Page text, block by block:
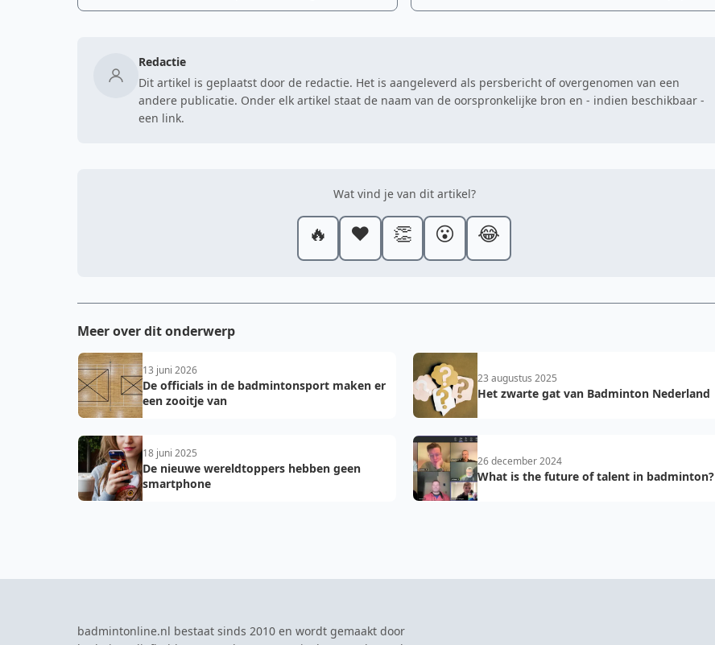
Redactie
Dit artikel is geplaatst door de redactie. Het is aangeleverd als persbericht of overgenomen van een
andere publicatie. Onder elk artikel staat de naam van de oorspronkelijke bron en - indien beschikbaar -
een link.
Wat vind je van dit artikel?
🔥 ❤️ 👏 😮 😂
Meer over dit onderwerp
13 juni 2026
De officials in de badmintonsport maken er
een zooitje van
23 augustus 2025
Het zwarte gat van Badminton Nederland
18 juni 2025
De nieuwe wereldtoppers hebben geen
smartphone
26 december 2024
What is the future of talent in badminton?
badmintonline.nl bestaat sinds 2010 en wordt gemaakt door